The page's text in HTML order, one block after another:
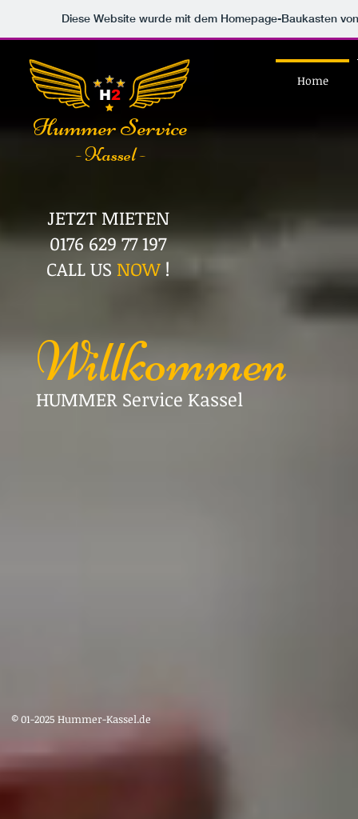
Diese Website wurde mit dem Homepage-Baukasten
Hummer Service
- Kassel -
H2
Home
JETZT MIETEN
0176 629 77 197
CALL US NOW !
Willkommen
HUMMER Service Kassel
© 01-2025 Hummer-Kassel.de